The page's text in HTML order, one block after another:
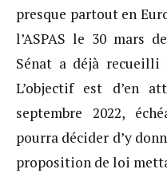
presque partout en
l’ASPAS le 30 mars
Sénat a déjà recueilli
L’objectif est d’en
septembre 2022,
pourra décider d’y
proposition de loi